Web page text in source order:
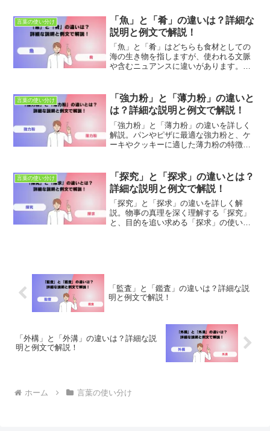
ュニケーションを目指します。
言葉の使い分け
「魚」と「肴」の違いは？詳細な
説明と例文で解説！
「魚」と「肴」はどちらも食材としての
海の生き物を指しますが、使われる文脈
や含むニュアンスに違いがあります。こ
できます。本記事では、「魚」と「肴」
のそれぞれの解説、適切な...
言葉の使い分け
「強力粉」と「薄力粉」の違いと
は？詳細な説明と例文で解説！
「強力粉」と「薄力粉」の違いを詳しく
解説。パンやピザに最適な強力粉と、ケ
ーキやクッキーに適した薄力粉の特徴と
言葉の使い分け
「探究」と「探求」の違いとは？
詳細な説明と例文で解説！
「探究」と「探求」の違いを詳しく解
説。物事の真理を深く理解する「探究」
と、目的を追い求める「探求」の使い分
「監査」と「鑑査」の違いは？詳細な説
明と例文で解説！
「外構」と「外溝」の違いは？詳細な説
明と例文で解説！
ホーム 言葉の使い分け